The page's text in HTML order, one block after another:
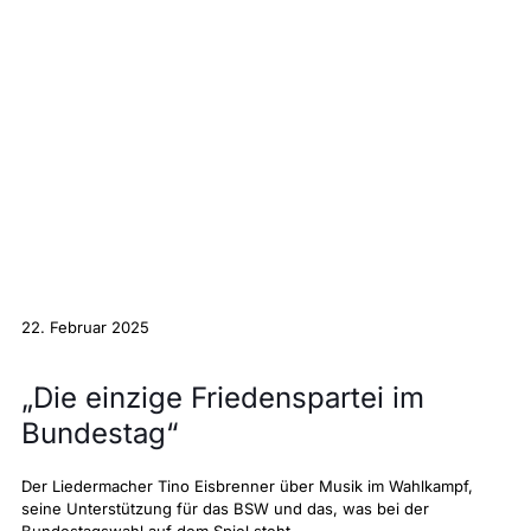
22. Februar 2025
„Die einzige Friedens­partei im
Bundestag“
Der Liedermacher Tino Eisbrenner über Musik im Wahlkampf,
seine Unterstützung für das BSW und das, was bei der